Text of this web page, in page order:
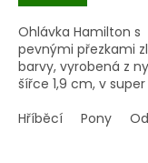
Ohlávka Hamilton s
pevnými přezkami
barvy, vyrobená z
šířce 1,9 cm, v super
Hříběcí
Pony